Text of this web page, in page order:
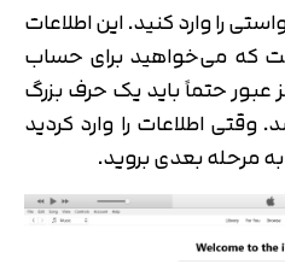
را وارد کنید. این اطلاعات
که می‌خواهید برای حساب
عبور حتماً باید یک حرف بزرگ
اطلاعات را وارد کردید